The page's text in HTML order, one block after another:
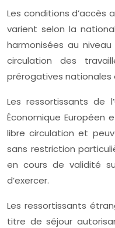
Les conditions
varient selon la
harmonisées au
circulation des
prérogatives nationales
Les ressortissants de
Économique Européen
libre circulation et
sans restriction
en cours de validité
d’exercer.
Les ressortissants
titre de séjour